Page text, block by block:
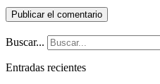
Buscar...
Entradas recientes